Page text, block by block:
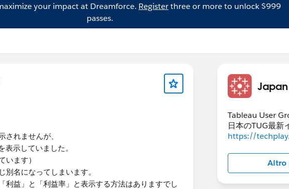
your impact at Dreamforce. Registerthree or more to unlock $999
passes.
れませんが、
示していました。
います）
名になってしまいます。
益」と「利益率」と表示する方法はありますでし
Japan
Tableau User
日本のTUG最新
https://
Altro